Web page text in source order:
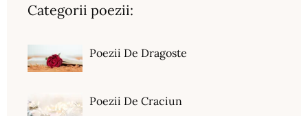
Categorii poezii:
Poezii De Dragoste
Poezii De Craciun